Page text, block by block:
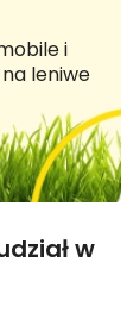
i
leniwe
w